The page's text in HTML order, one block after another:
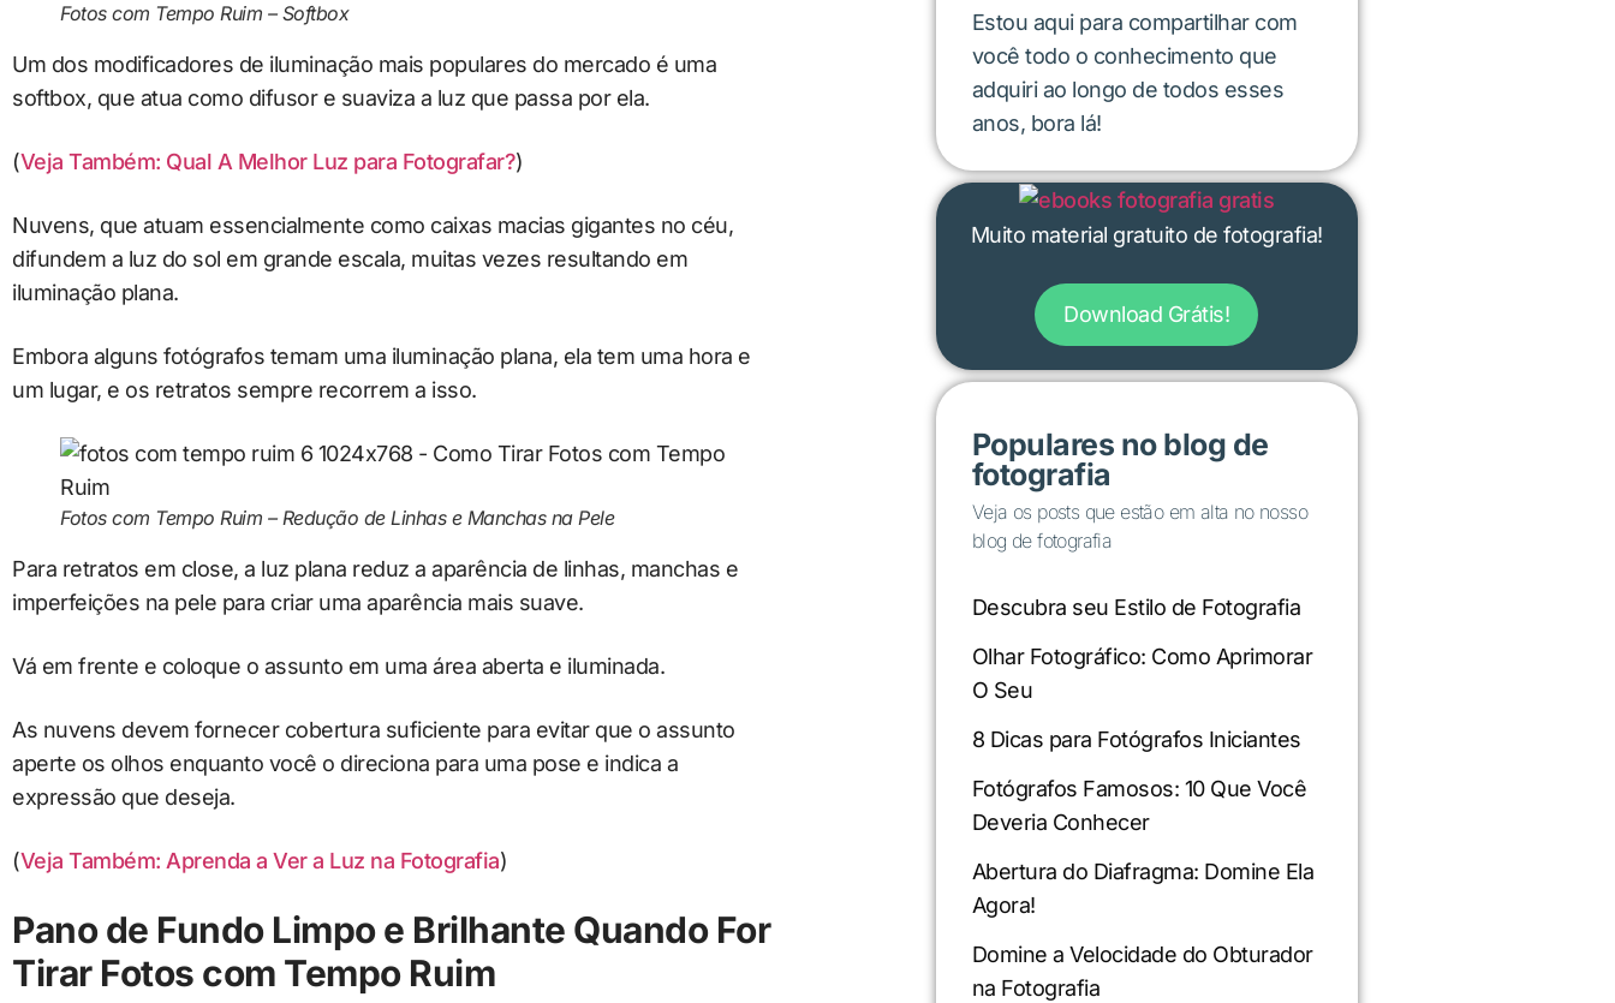
Fotos com Tempo Ruim – Softbox
Um dos modificadores de iluminação mais populares do mercado é uma
softbox, que atua como difusor e suaviza a luz que passa por ela.
(Veja Também: Qual A Melhor Luz para Fotografar?)
Nuvens, que atuam essencialmente como caixas macias gigantes no céu,
difundem a luz do sol em grande escala, muitas vezes resultando em
iluminação plana.
Embora alguns fotógrafos temam uma iluminação plana, ela tem uma hora e
um lugar, e os retratos sempre recorrem a isso.
Fotos com Tempo Ruim – Redução de Linhas e Manchas na Pele
Para retratos em close, a luz plana reduz a aparência de linhas, manchas e
imperfeições na pele para criar uma aparência mais suave.
Vá em frente e coloque o assunto em uma área aberta e iluminada.
As nuvens devem fornecer cobertura suficiente para evitar que o assunto
aperte os olhos enquanto você o direciona para uma pose e indica a
expressão que deseja.
(Veja Também: Aprenda a Ver a Luz na Fotografia)
Pano de Fundo Limpo e Brilhante Quando For
Tirar Fotos com Tempo Ruim
Estou aqui para compartilhar com
você todo o conhecimento que
adquiri ao longo de todos esses
anos, bora lá!
Muito material gratuito de fotografia!
Download Grátis!
Populares no blog de
fotografia
Veja os posts que estão em alta no nosso
blog de fotografia
Descubra seu Estilo de Fotografia
Olhar Fotográfico: Como Aprimorar
O Seu
8 Dicas para Fotógrafos Iniciantes
Fotógrafos Famosos: 10 Que Você
Deveria Conhecer
Abertura do Diafragma: Domine Ela
Agora!
Domine a Velocidade do Obturador
na Fotografia